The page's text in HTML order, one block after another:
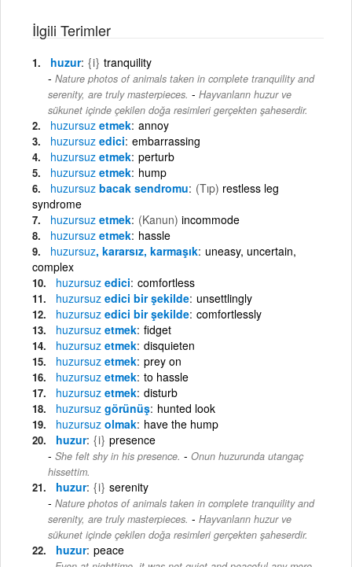
İlgili Terimler
huzur {i} tranquility
Nature photos of animals taken in complete tranquility and
serenity, are truly masterpieces. - Hayvanların huzur ve
sükunet içinde çekilen doğa resimleri gerçekten şaheserdir.
huzursuz etmek annoy
huzursuz edici embarrassing
huzursuz etmek perturb
huzursuz etmek hump
huzursuz bacak sendromu (Tıp) restless leg
syndrome
huzursuz etmek (Kanun) incommode
huzursuz etmek hassle
huzursuz, kararsız, karmaşık uneasy, uncertain,
complex
huzursuz edici comfortless
huzursuz edici bir şekilde unsettlingly
huzursuz edici bir şekilde comfortlessly
huzursuz etmek fidget
huzursuz etmek disquieten
huzursuz etmek prey on
huzursuz etmek to hassle
huzursuz etmek disturb
huzursuz görünüş hunted look
huzursuz olmak have the hump
huzur {i} presence
She felt shy in his presence. - Onun huzurunda utangaç
hissettim.
huzur {i} serenity
Nature photos of animals taken in complete tranquility and
serenity, are truly masterpieces. - Hayvanların huzur ve
sükunet içinde çekilen doğa resimleri gerçekten şaheserdir.
huzur peace